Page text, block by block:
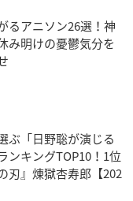
るアニソン26選！神
み明けの憂鬱気分を
ぶ「日野聡が演じる
ンキングTOP10！1位
刃』煉󠄁獄杏寿郎【202